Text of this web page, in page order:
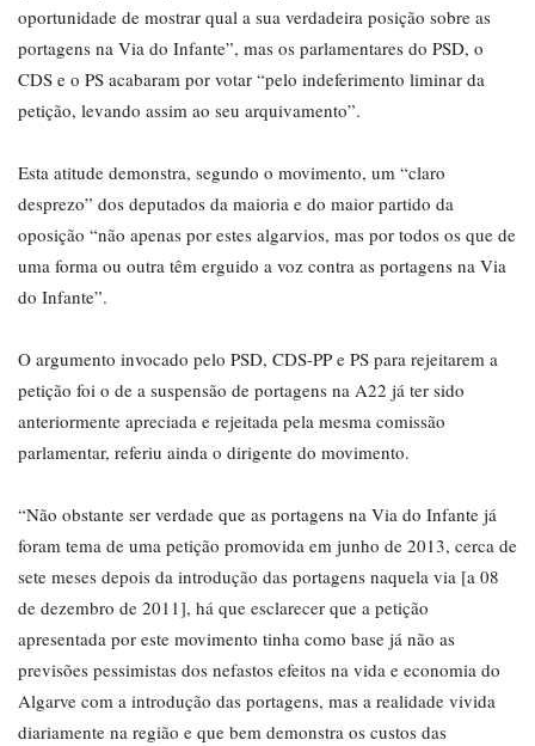
oportunidade de mostrar qual a sua verdadeira posição sobre as
portagens na Via do Infante”, mas os parlamentares do PSD, o
CDS e o PS acabaram por votar “pelo indeferimento liminar da
petição, levando assim ao seu arquivamento”.
Esta atitude demonstra, segundo o movimento, um “claro
desprezo” dos deputados da maioria e do maior partido da
oposição “não apenas por estes algarvios, mas por todos os que de
uma forma ou outra têm erguido a voz contra as portagens na Via
do Infante”.
O argumento invocado pelo PSD, CDS-PP e PS para rejeitarem a
petição foi o de a suspensão de portagens na A22 já ter sido
anteriormente apreciada e rejeitada pela mesma comissão
parlamentar, referiu ainda o dirigente do movimento.
“Não obstante ser verdade que as portagens na Via do Infante já
foram tema de uma petição promovida em junho de 2013, cerca de
sete meses depois da introdução das portagens naquela via [a 08
de dezembro de 2011], há que esclarecer que a petição
apresentada por este movimento tinha como base já não as
previsões pessimistas dos nefastos efeitos na vida e economia do
Algarve com a introdução das portagens, mas a realidade vivida
diariamente na região e que bem demonstra os custos das